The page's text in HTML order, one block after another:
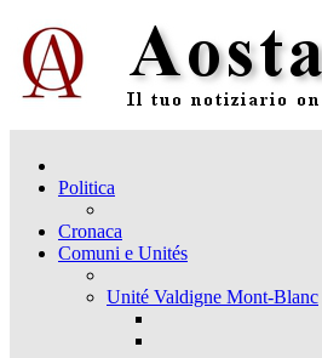
Politica
Cronaca
Comuni e Unités
Unité Valdigne Mont-Blanc